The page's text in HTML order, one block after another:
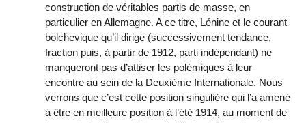
construction de véritables partis de masse, en
particulier en Allemagne. A ce titre, Lénine et le courant
bolchevique qu’il dirige (successivement tendance,
fraction puis, à partir de 1912, parti indépendant) ne
manqueront pas d’attiser les polémiques à leur
encontre au sein de la Deuxième Internationale. Nous
verrons que c’est cette position singulière qui l’a amené
à être en meilleure position à l’été 1914, au moment de